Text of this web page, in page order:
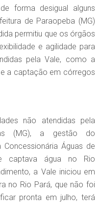
forma desigual alguns
de Paraopeba (MG)
permitiu que os órgãos
e agilidade para
pela Vale, como a
a captação em córregos
não atendidas pela
(MG), a gestão do
Águas de
captava água no Rio
a Vale iniciou em
no Rio Pará, que não foi
pronta em julho, terá